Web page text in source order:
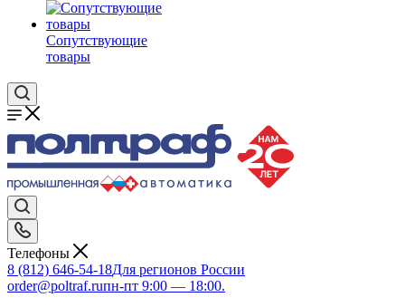
Сопутствующие
товары
Телефоны
8 (812) 646-54-18Для регионов России
order@poltraf.ruпн-пт 9:00 — 18:00.